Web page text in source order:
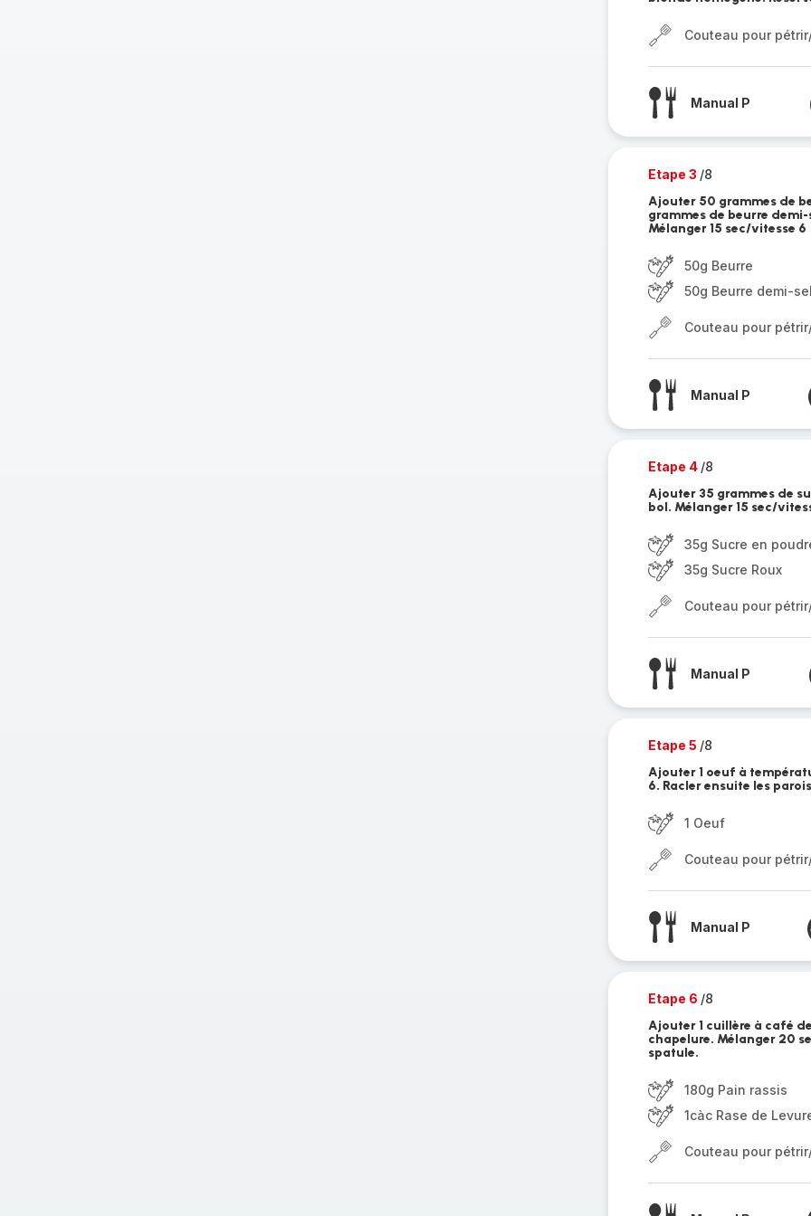
Couteau pour
Manual P
Etape 3 /8
Ajouter 50 grammes de
grammes de beurre
Mélanger 15 sec/vitesse 6
50g Beurre
50g Beurre demi-
Couteau pour
Manual P
Etape 4 /8
Ajouter 35 grammes de
bol. Mélanger 15 sec/
35g Sucre en
35g Sucre Roux
Couteau pour
Manual P
Etape 5 /8
Ajouter 1 oeuf à
6. Racler ensuite les
1 Oeuf
Couteau pour
Manual P
Etape 6 /8
Ajouter 1 cuillère à café
chapelure. Mélanger 20
spatule.
180g Pain rassis
1càc Rase de
Couteau pour